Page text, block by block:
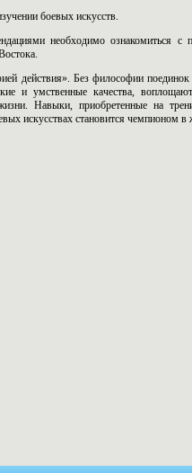
боевых искусств.
необходимо ознакомиться
действия». Без философии поединок
и умственные качества,
Навыки, приобретенные на
искусствах становится чемпионом в